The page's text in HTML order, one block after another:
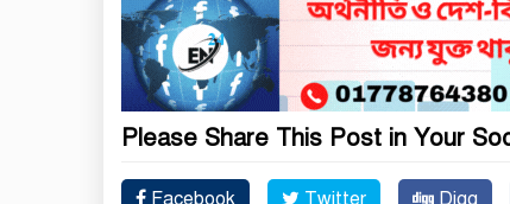
Please Share This Post in Your